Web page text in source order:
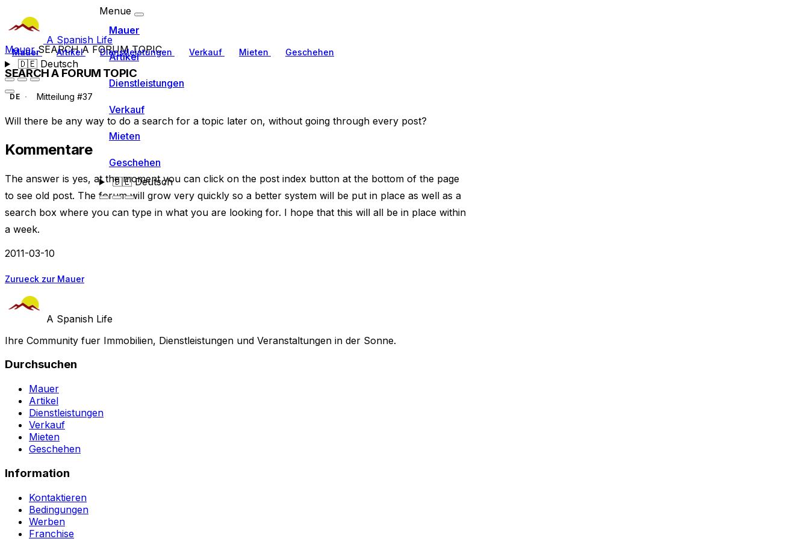
A Spanish Life
Mauer Artikel Dienstleistungen Verkauf Mieten Geschehen
🇩🇪Deutsch
Menue
Mauer
Artikel
Dienstleistungen
Verkauf
Mieten
Geschehen
🇩🇪Deutsch
MauerSEARCH A FORUM TOPIC
SEARCH A FORUM TOPIC
DE Mitteilung #37
Will there be any way to do a search for a topic later on, without going through every post?
Kommentare
The answer is yes, at the moment you can click on the post index button at the bottom of the page
to see old post. The forum will grow very quickly so a better system will be put in place as well as a
search box where you can type in what you are looking for. I hope that this will all be in place within
a week.
2011-03-10
Zurueck zur Mauer
A Spanish Life
Ihre Community fuer Immobilien, Dienstleistungen und Veranstaltungen in der Sonne.
Durchsuchen
Mauer
Artikel
Dienstleistungen
Verkauf
Mieten
Geschehen
Information
Kontaktieren
Bedingungen
Werben
Franchise